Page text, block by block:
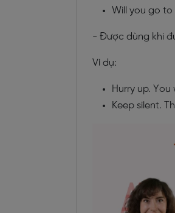
Will you go to
- Được dùng khi
Ví dụ:
Hurry up.
Keep silent.